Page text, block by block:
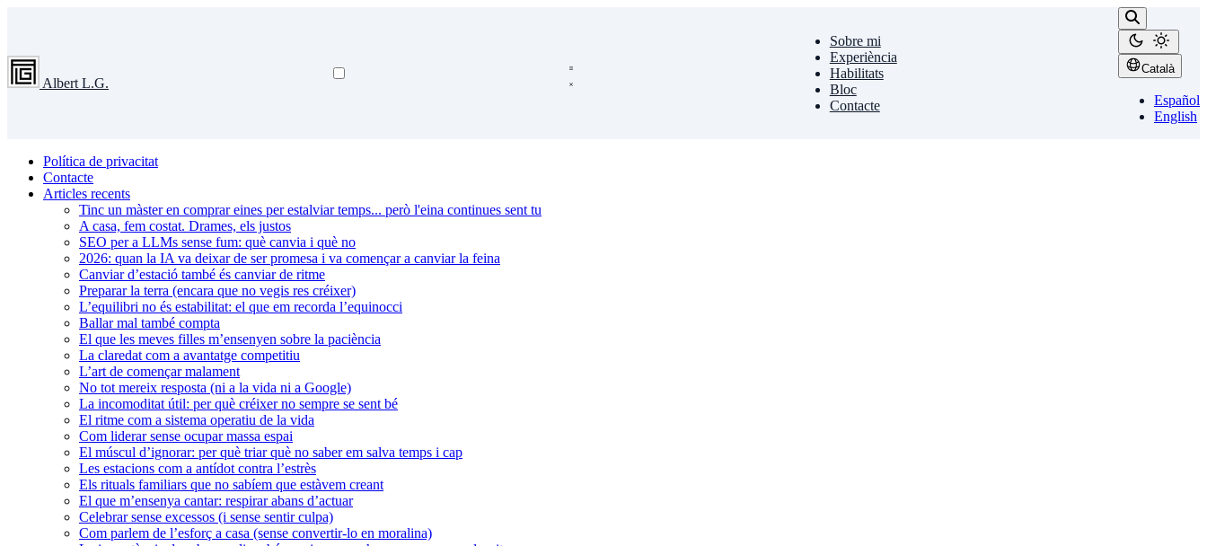
Albert L.G.
Sobre mi
Experiència
Habilitats
Bloc
Contacte
Català
Español
English
Política de privacitat
Contacte
Articles recents
Tinc un màster en comprar eines per estalviar temps... però l'eina continues sent tu
A casa, fem costat. Drames, els justos
SEO per a LLMs sense fum: què canvia i què no
2026: quan la IA va deixar de ser promesa i va començar a canviar la feina
Canviar d’estació també és canviar de ritme
Preparar la terra (encara que no vegis res créixer)
L’equilibri no és estabilitat: el que em recorda l’equinocci
Ballar mal també compta
El que les meves filles m’ensenyen sobre la paciència
La claredat com a avantatge competitiu
L’art de començar malament
No tot mereix resposta (ni a la vida ni a Google)
La incomoditat útil: per què créixer no sempre se sent bé
El ritme com a sistema operatiu de la vida
Com liderar sense ocupar massa espai
El múscul d’ignorar: per què triar què no saber em salva temps i cap
Les estacions com a antídot contra l’estrès
Els rituals familiars que no sabíem que estàvem creant
El que m’ensenya cantar: respirar abans d’actuar
Celebrar sense excessos (i sense sentir culpa)
Com parlem de l’esforç a casa (sense convertir-lo en moralina)